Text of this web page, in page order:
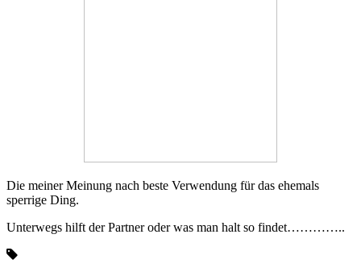
Die meiner Meinung nach beste Verwendung für das ehemals
sperrige Ding.
Unterwegs hilft der Partner oder was man halt so findet…………..